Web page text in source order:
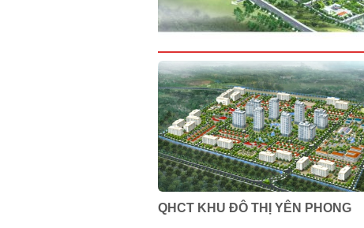
QHCT KHU ĐÔ THỊ YÊN PHONG